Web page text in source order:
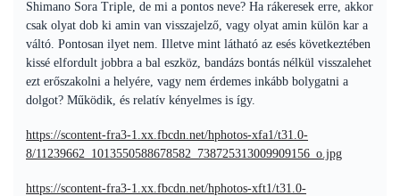
Shimano Sora Triple, de mi a pontos neve? Ha rákeresek erre, akkor
csak olyat dob ki amin van visszajelző, vagy olyat amin külön kar a
váltó. Pontosan ilyet nem. Illetve mint látható az esés következtében
kissé elfordult jobbra a bal eszköz, bandázs bontás nélkül visszalehet
ezt erőszakolni a helyére, vagy nem érdemes inkább bolygatni a
dolgot? Működik, és relatív kényelmes is így.
https://scontent-fra3-1.xx.fbcdn.net/hphotos-xfa1/t31.0-
8/11239662_1013550588678582_738725313009909156_o.jpg
https://scontent-fra3-1.xx.fbcdn.net/hphotos-xft1/t31.0-